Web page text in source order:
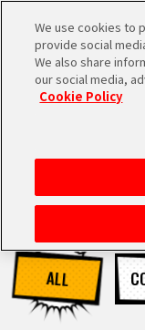
HOME
NEWS
RANKING
NEWS
ALL
We use cookies to
provide social
We also share
our social media,
Cookie Policy